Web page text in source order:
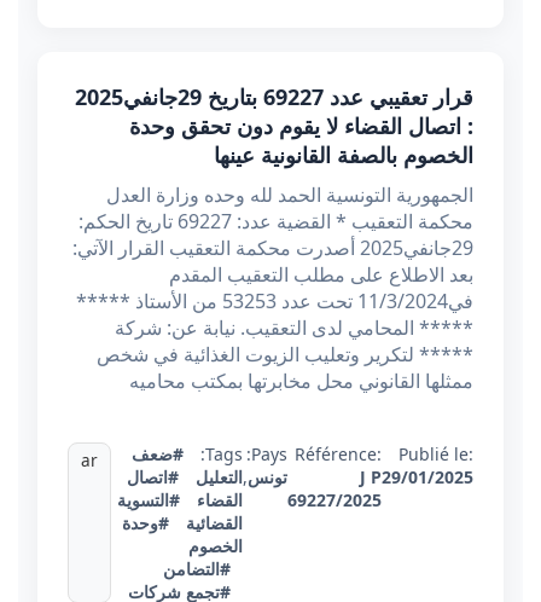
قرار تعقيبي عدد 69227 بتاريخ 29جانفي2025
: اتصال القضاء لا يقوم دون تحقق وحدة
الخصوم بالصفة القانونية عينها
الجمهورية التونسية الحمد لله وحده وزارة العدل
محكمة التعقيب * القضية عدد: 69227 تاريخ الحكم:
29جانفي2025 أصدرت محكمة التعقيب القرار الآتي:
بعد الاطلاع على مطلب التعقيب المقدم
في11/3/2024 تحت عدد 53253 من الأستاذ *****
***** المحامي لدى التعقيب. نيابة عن: شركة
***** لتكرير وتعليب الزيوت الغذائية في شخص
ممثلها القانوني محل مخابرتها بمكتب محاميه
Publié le:
29/01/2025
Référence:
J P
69227/2025
Pays:
تونس,
Tags:
#ضعف
التعليل
#اتصال
القضاء
#التسوية
القضائية
#وحدة
الخصوم
#التضامن
#تجمع شركات
ar